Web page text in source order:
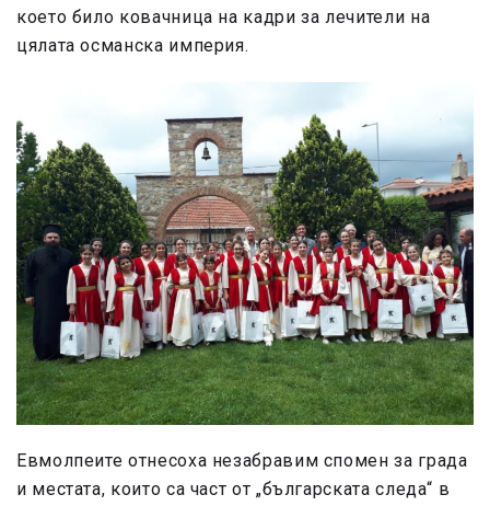
което било ковачница на кадри за лечители на
цялата османска империя.
Евмолпеите отнесоха незабравим спомен за града
и местата, които са част от „българската следа“ в